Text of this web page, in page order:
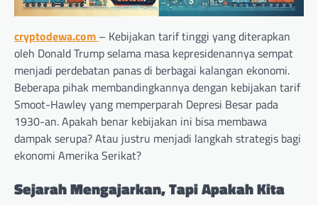
cryptodewa.com – Kebijakan tarif tinggi yang diterapkan
oleh Donald Trump selama masa kepresidenannya sempat
menjadi perdebatan panas di berbagai kalangan ekonomi.
Beberapa pihak membandingkannya dengan kebijakan tarif
Smoot-Hawley yang memperparah Depresi Besar pada
1930-an. Apakah benar kebijakan ini bisa membawa
dampak serupa? Atau justru menjadi langkah strategis bagi
ekonomi Amerika Serikat?
Sejarah Mengajarkan, Tapi Apakah Kita